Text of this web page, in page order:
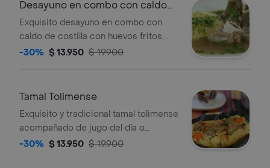
Desayuno en combo con caldo
de costilla
Exquisito desayuno en combo con
caldo de costilla con huevos fritos,
bebida y tostada.
-30% $ 13.950 $ 19.900
Tamal Tolimense
Exquisito y tradicional tamal tolimense
acompañado de jugo del día o
chocolate y pan.
-30% $ 13.950 $ 19.900